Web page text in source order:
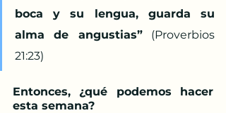
boca y su lengua, guarda su
alma de angustias” (Proverbios
21:23)
Entonces, ¿qué podemos hacer
esta semana?